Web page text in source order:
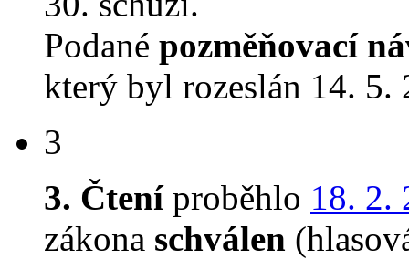
Podané pozměňovací
který byl rozeslán 14. 5.
3
3. Čteníproběhlo 18. 2.
zákona schválen